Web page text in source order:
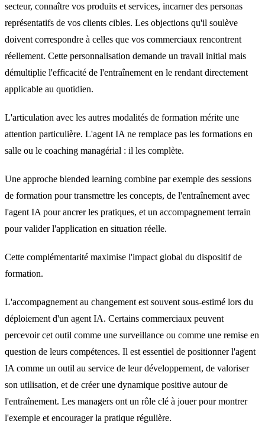
secteur, connaître vos produits et services, incarner des personas
représentatifs de vos clients cibles. Les objections qu'il soulève
doivent correspondre à celles que vos commerciaux rencontrent
réellement. Cette personnalisation demande un travail initial mais
démultiplie l'efficacité de l'entraînement en le rendant directement
applicable au quotidien.
L'articulation avec les autres modalités de formation mérite une
attention particulière. L'agent IA ne remplace pas les formations en
salle ou le coaching managérial : il les complète.
Une approche blended learning combine par exemple des sessions
de formation pour transmettre les concepts, de l'entraînement avec
l'agent IA pour ancrer les pratiques, et un accompagnement terrain
pour valider l'application en situation réelle.
Cette complémentarité maximise l'impact global du dispositif de
formation.
L'accompagnement au changement est souvent sous-estimé lors du
déploiement d'un agent IA. Certains commerciaux peuvent
percevoir cet outil comme une surveillance ou comme une remise en
question de leurs compétences. Il est essentiel de positionner l'agent
IA comme un outil au service de leur développement, de valoriser
son utilisation, et de créer une dynamique positive autour de
l'entraînement. Les managers ont un rôle clé à jouer pour montrer
l'exemple et encourager la pratique régulière.